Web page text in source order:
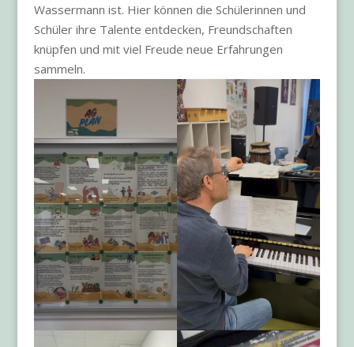
Wassermann ist. Hier können die Schülerinnen und
Schüler ihre Talente entdecken, Freundschaften
knüpfen und mit viel Freude neue Erfahrungen
sammeln.